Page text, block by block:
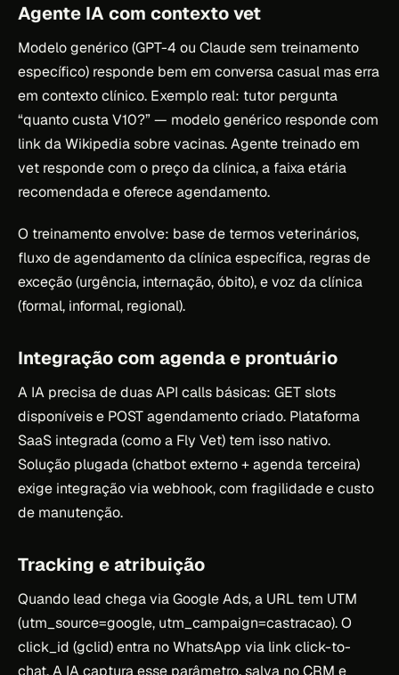
Agente IA com contexto vet
Modelo genérico (GPT-4 ou Claude sem treinamento
específico) responde bem em conversa casual mas erra
em contexto clínico. Exemplo real: tutor pergunta
“quanto custa V10?” — modelo genérico responde com
link da Wikipedia sobre vacinas. Agente treinado em
vet responde com o preço da clínica, a faixa etária
recomendada e oferece agendamento.
O treinamento envolve: base de termos veterinários,
fluxo de agendamento da clínica específica, regras de
exceção (urgência, internação, óbito), e voz da clínica
(formal, informal, regional).
Integração com agenda e prontuário
A IA precisa de duas API calls básicas: GET slots
disponíveis e POST agendamento criado. Plataforma
SaaS integrada (como a Fly Vet) tem isso nativo.
Solução plugada (chatbot externo + agenda terceira)
exige integração via webhook, com fragilidade e custo
de manutenção.
Tracking e atribuição
Quando lead chega via Google Ads, a URL tem UTM
(utm_source=google, utm_campaign=castracao). O
click_id (gclid) entra no WhatsApp via link click-to-
chat. A IA captura esse parâmetro, salva no CRM e